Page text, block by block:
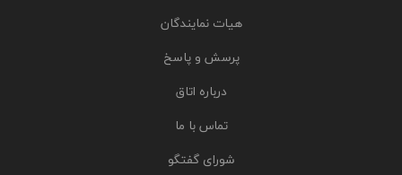
هیات نمایندگان
پرسش و پاسخ
درباره اتاق
تماس با ما
شورای گفتگو